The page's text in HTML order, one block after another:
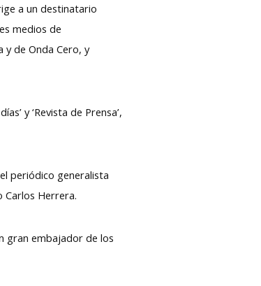
a un destinatario
medios de
y de Onda Cero, y
y ‘Revista de Prensa’,
periódico generalista
Carlos Herrera.
gran embajador de los